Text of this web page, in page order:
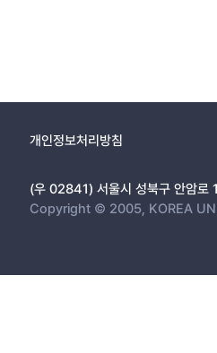
개인정보처리방침
(우 02841) 서울시 성북구 안암로
Copyright © 2005, KOREA